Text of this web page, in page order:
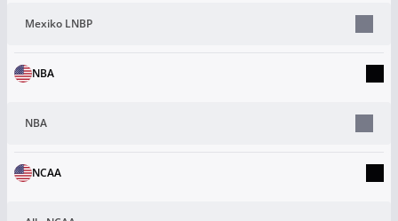
Mexiko LNBP
NBA
NBA
NCAA